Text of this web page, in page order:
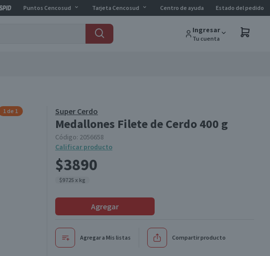
Puntos Cencosud Tarjeta Cencosud Centro de ayuda Estado del pedido
Ingresar
Tu cuenta
Super Cerdo
Medallones Filete de Cerdo 400 g
Código: 2056658
Calificar producto
$3890
$9725 x kg
Agregar
Agregar a Mis listas Compartir producto
1 de 1